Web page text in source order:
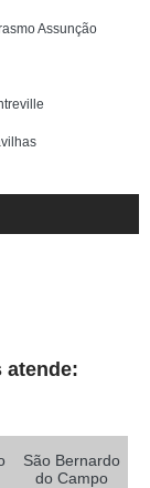
Assunção
atende:
São Bernardo
do Campo